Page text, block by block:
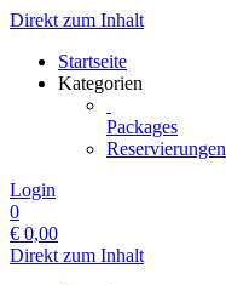
Direkt zum Inhalt
Startseite
Kategorien
Packages
Reservierungen
Login
0
€ 0,00
Direkt zum Inhalt